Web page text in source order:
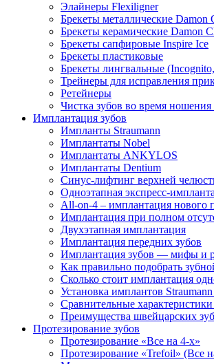
Элайнеры Flexiligner
Брекеты металлические Damon
Брекеты керамические Damon
Брекеты сапфировые Inspire Ice
Брекеты пластиковые
Брекеты лингвальные
Трейнеры для исправления
Ретейнеры
Чистка зубов во время ношения
Имплантация зубов
Импланты Straumann
Имплантаты Nobel
Имплантаты ANKYLOS
Имплантаты Dentium
Синус-лифтинг верхней
Одноэтапная экспресс-
All-on-4 – имплантация нового
Имплантация при полном
Двухэтапная имплантация
Имплантация передних зубов
Имплантация зубов — мифы и
Как правильно подобрать
Сколько стоит имплантация
Установка имплантов
Сравнительные
Преимущества швейцарских
Протезирование зубов
Протезирование «Все на 4-х»
Протезирование «Trefoil» (Все